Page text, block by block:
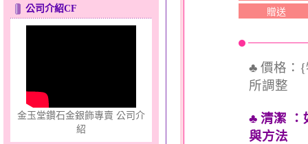
心之舞～金銀鋼套鍊
公司介紹CF
金玉堂鑽石金銀飾專賣 公司介
紹
贈送
♣ 價格：{
所調整
♣ 清潔 ：
與方法